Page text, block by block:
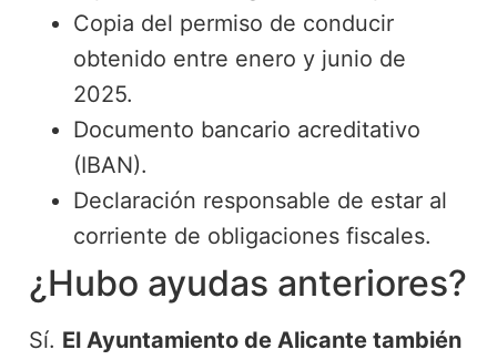
Copia del permiso de conducir
obtenido entre enero y junio de
2025.
Documento bancario acreditativo
(IBAN).
Declaración responsable de estar al
corriente de obligaciones fiscales.
¿Hubo ayudas anteriores?
Sí. El Ayuntamiento de Alicante también